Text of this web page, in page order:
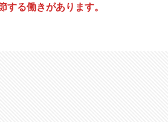
する働きがあります。